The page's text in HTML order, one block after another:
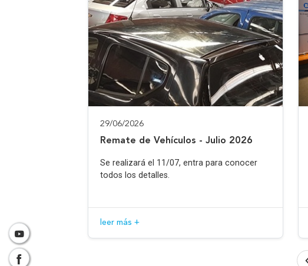
29/06/2026
Remate de Vehículos - Julio 2026
Se realizará el 11/07, entra para conocer
todos los detalles.
leer más +